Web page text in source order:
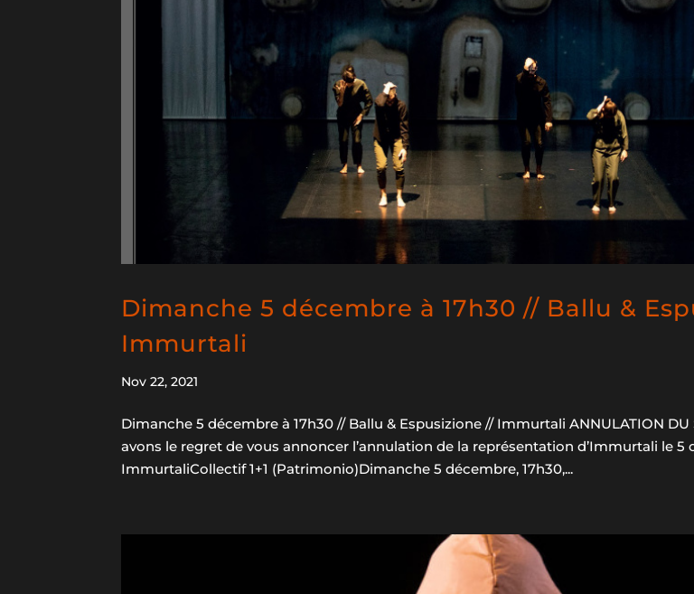
Dimanche 5 décembre à 17h30 // Ballu &
Immurtali
Nov 22, 2021
Dimanche 5 décembre à 17h30 // Ballu & Espusizione // Immurtali ANNULATION DU
avons le regret de vous annoncer l’annulation de la représentation d’Immurtali le 5
ImmurtaliCollectif 1+1 (Patrimonio)Dimanche 5 décembre, 17h30,...